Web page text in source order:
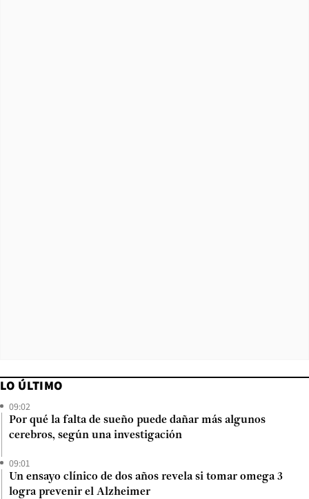
LO ÚLTIMO
09:02
Por qué la falta de sueño puede dañar más algunos
cerebros, según una investigación
09:01
Un ensayo clínico de dos años revela si tomar omega 3
logra prevenir el Alzheimer